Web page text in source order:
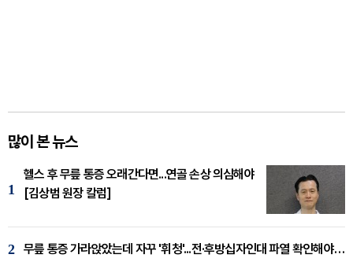
많이 본 뉴스
1
헬스 후 무릎 통증 오래간다면...연골 손상 의심해야
[김상범 원장 칼럼]
2 무릎 통증 가라앉았는데 자꾸 '휘청'...전·후방십자인대 파열 확인해야 [곽우경 원장 칼럼]